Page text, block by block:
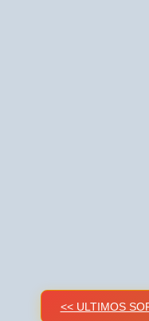
<< ULTIMOS